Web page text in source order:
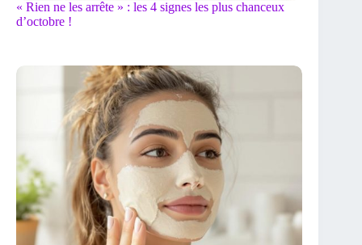
« Rien ne les arrête » : les 4 signes les plus chanceux
d’octobre !